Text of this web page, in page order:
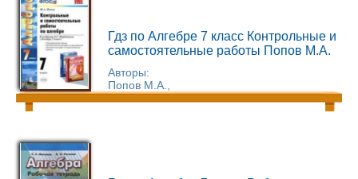
Гдз по Алгебре 7 класс Контрольные и
самостоятельные работы Попов М.А.
Авторы:
Попов М.А.,